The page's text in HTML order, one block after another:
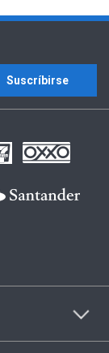
Suscríbirse